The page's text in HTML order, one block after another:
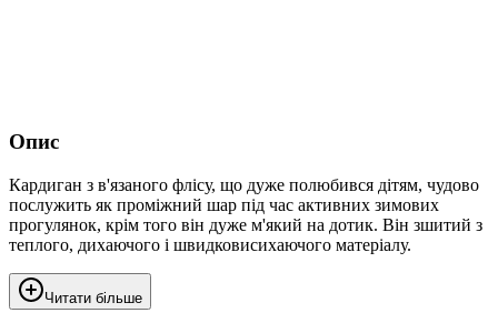
Опис
Кардиган з в'язаного флісу, що дуже полюбився дітям, чудово
послужить як проміжний шар під час активних зимових
прогулянок, крім того він дуже м'який на дотик. Він зшитий з
теплого, дихаючого і швидковисихаючого матеріалу.
Читати більше